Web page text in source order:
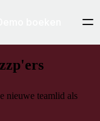
nieuwe teamlid als